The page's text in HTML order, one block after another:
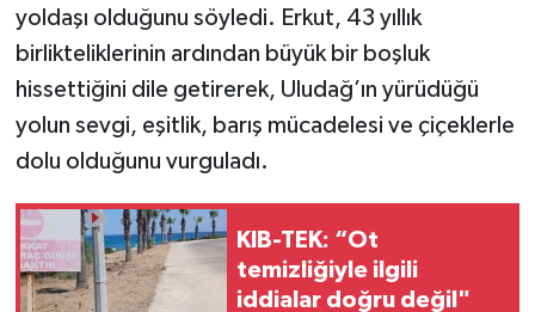
yoldaşı olduğunu söyledi. Erkut, 43 yıllık
birlikteliklerinin ardından büyük bir boşluk
hissettiğini dile getirerek, Uludağ’ın yürüdüğü
yolun sevgi, eşitlik, barış mücadelesi ve çiçeklerle
dolu olduğunu vurguladı.
KIB-TEK: “Ot
temizliğiyle ilgili
iddialar doğru değil"